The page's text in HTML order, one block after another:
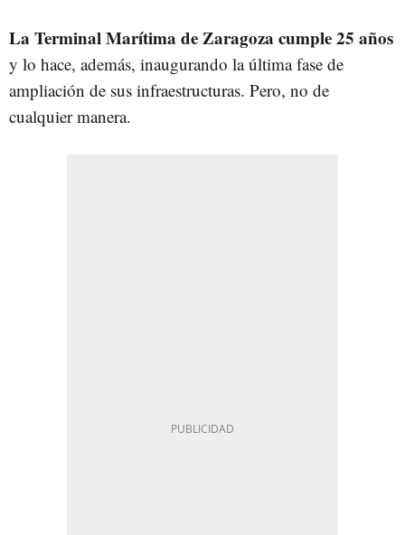
La Terminal Marítima de Zaragoza cumple 25 años
y lo hace, además, inaugurando la última fase de
ampliación de sus infraestructuras. Pero, no de
cualquier manera.